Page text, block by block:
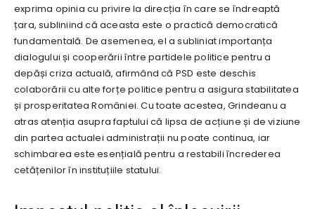
exprima opinia cu privire la direcția în care se îndreaptă
țara, subliniind că aceasta este o practică democratică
fundamentală. De asemenea, el a subliniat importanța
dialogului și cooperării între partidele politice pentru a
depăși criza actuală, afirmând că PSD este deschis
colaborării cu alte forțe politice pentru a asigura stabilitatea
și prosperitatea României. Cu toate acestea, Grindeanu a
atras atenția asupra faptului că lipsa de acțiune și de viziune
din partea actualei administrații nu poate continua, iar
schimbarea este esențială pentru a restabili încrederea
cetățenilor în instituțiile statului.